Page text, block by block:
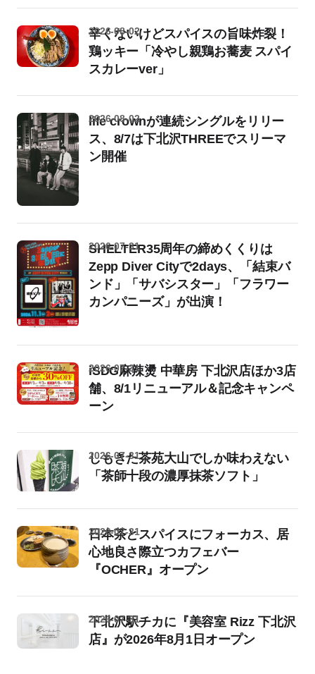
辛くないけどスパイスの旨味炸裂！
鶏ッキー「冷やし親鶏お蕎麦 スパイ
スカレーver」
2026-08-02
life crownが連続シングルをリリー
ス、8/7は下北沢THREEでスリーマ
ン開催
2026-08-02
SHELTER35周年の締めくくりは
Zepp Diver Cityで2days、「結束バ
ンド」「サバシスター」「フラワー
カンパニーズ」が出演！
2026-07-31
iSDG麻辣燙 中華房 下北沢店ほか3店
舗、8/1リニューアル＆記念キャンペ
ーン
2026-07-31
しもきた茶苑大山でしか味わえない
「茶師十段の濃厚抹茶ソフト」
2026-07-31
日本茶とスパイスにフォーカス、居
心地良さ際立つカフェバー
『OCHER』オープン
2026-07-31
下北沢駅チカに『美容室 Rizz 下北沢
店』が2026年8月1日オープン
2026-07-31